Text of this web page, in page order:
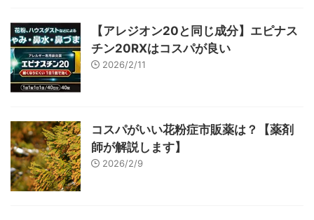
【アレジオン20と同じ成分】エピナス
チン20RXはコスパが良い
2026/2/11
コスパがいい花粉症市販薬は？【薬剤
師が解説します】
2026/2/9